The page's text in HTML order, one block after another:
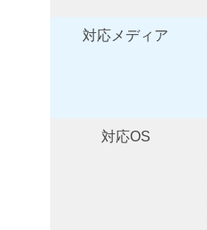
対応メディア
対応OS